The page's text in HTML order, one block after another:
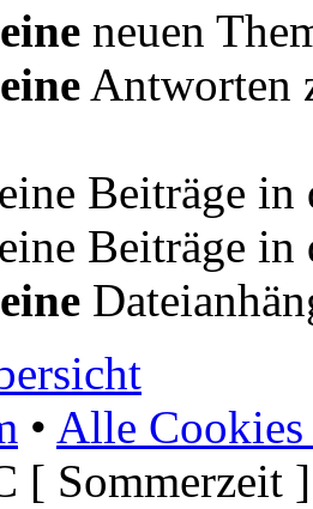
neuen
Antworten
Beiträge
Beiträge
• Alle Cookies
[ Sommerzeit ]